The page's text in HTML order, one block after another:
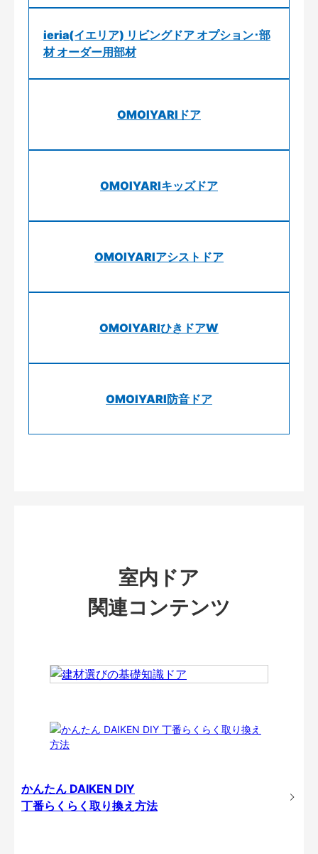
ieria(イエリア) リビングドア オプション･部
材 オーダー用部材
OMOIYARIドア
OMOIYARIキッズドア
OMOIYARIアシストドア
OMOIYARIひきドアW
OMOIYARI防音ドア
室内ドア
関連コンテンツ
かんたん DAIKEN DIY
丁番らくらく取り換え方法